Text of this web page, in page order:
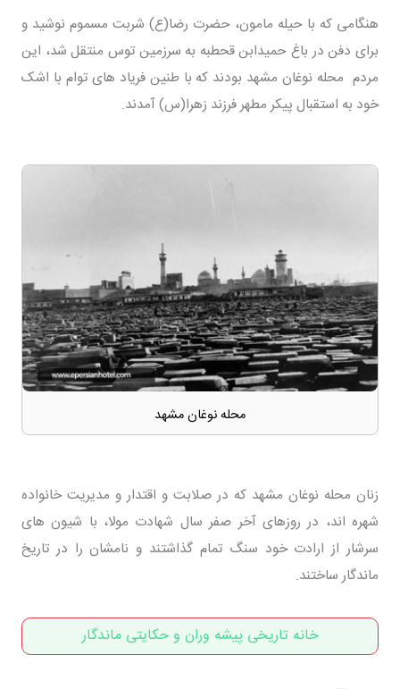
هنگامی که با حیله مامون، حضرت رضا(ع) شربت مسموم نوشید و
برای دفن در باغ حمیدابن قحطبه به سرزمین توس منتقل شد، این
مردم محله نوغان مشهد بودند که با طنین فریاد های توام با اشک
خود به استقبال پیکر مطهر فرزند زهرا(س) آمدند.
محله نوغان مشهد
زنان محله نوغان مشهد که در صلابت و اقتدار و مدیریت خانواده
شهره اند، در روزهای آخر صفر سال شهادت مولا، با شیون های
سرشار از ارادت خود سنگ تمام گذاشتند و نامشان را در تاریخ
ماندگار ساختند.
خانه تاریخی پیشه وران و حکایتی ماندگار